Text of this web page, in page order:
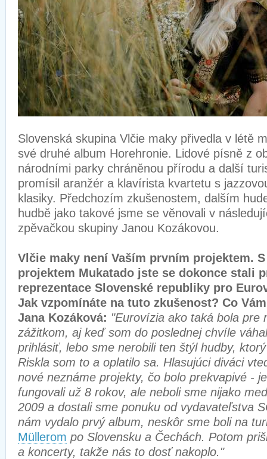
Slovenská skupina Vlčie maky přivedla v létě
své druhé album Horehronie. Lidové písně z
národními parky chráněnou přírodu a další
promísil aranžér a klavírista kvartetu s
klasiky. Předchozím zkušenostem, dalším
hudbě jako takové jsme se věnovali v
zpěvačkou skupiny Janou Kozákovou.
Vlčie maky není Vaším prvním projektem.
projektem Mukatado jste se dokonce stali
reprezentace Slovenské republiky pro
Jak vzpomínáte na tuto zkušenost? Co
Jana Kozáková: "Eurovízia ako taká bola pre
zážitkom, aj keď som do poslednej chvíle
prihlásiť, lebo sme nerobili ten štýl hudby,
Riskla som to a oplatilo sa. Hlasujúci diváci
nové neznáme projekty, čo bolo prekvapivé -
fungovali už 8 rokov, ale neboli sme nijako
2009 a dostali sme ponuku od vydavateľstva
nám vydalo prvý album, neskôr sme boli na
Müllerom po Slovensku a Čechách. Potom
a koncerty, takže nás to dosť nakoplo."